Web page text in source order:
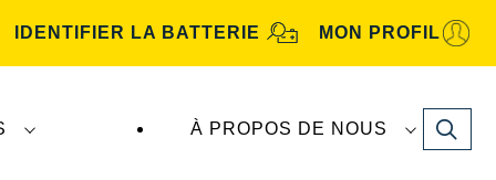
IDENTIFIER LA BATTERIE MON PROFIL
À PROPOS DE NOUS Search